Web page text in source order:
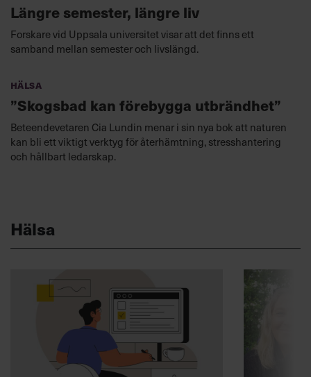
Längre semester, längre liv
Forskare vid Uppsala universitet visar att det finns ett
samband mellan semester och livslängd.
Hälsa
”Skogsbad kan förebygga utbrändhet”
Beteendevetaren Cia Lundin menar i sin nya bok att naturen
kan bli ett viktigt verktyg för återhämtning, stresshantering
och hållbart ledarskap.
Hälsa